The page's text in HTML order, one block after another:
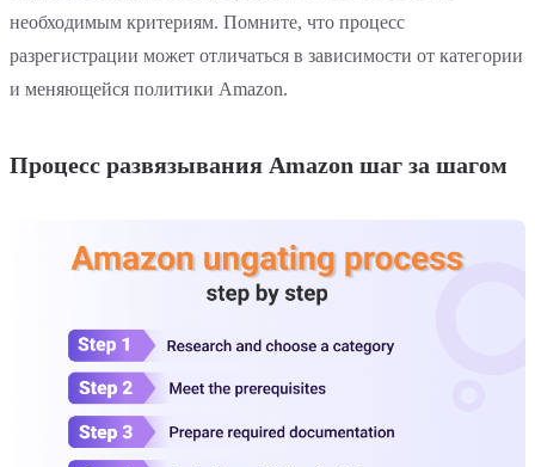
необходимым критериям. Помните, что процесс
разрегистрации может отличаться в зависимости от категории
и меняющейся политики Amazon.
Процесс развязывания Amazon шаг за шагом